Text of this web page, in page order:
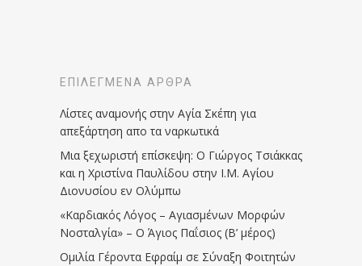
ΕΠΙΛΕΓΜΈΝΑ ΆΡΘΡΑ
Λίστες αναμονής στην Αγία Σκέπη για
απεξάρτηση απο τα ναρκωτικά
Μια ξεχωριστή επίσκεψη: Ο Γιώργος Τσιάκκας
και η Χριστίνα Παυλίδου στην Ι.Μ. Αγίου
Διονυσίου εν Ολύμπω
«Καρδιακός Λόγος – Αγιασμένων Μορφών
Νοσταλγία» – Ο Άγιος Παΐσιος (Β’ μέρος)
Ομιλία Γέροντα Εφραίμ σε Σύναξη Φοιτητών